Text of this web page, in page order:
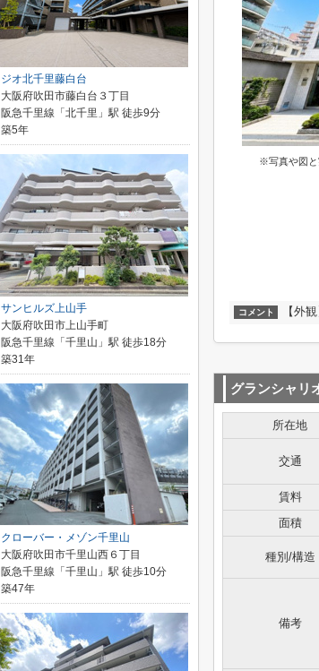
※写真や図と
コメント 【外観
グランシャリ
所在地
交通
賃料
面積
種別/構造
備考
ジオ北千里藤白台
大阪府吹田市藤白台３丁目
阪急千里線「北千里」駅 徒歩9分
築5年
サンヒルズ上山手
大阪府吹田市上山手町
阪急千里線「千里山」駅 徒歩18分
築31年
クローバー・メゾン千里山
大阪府吹田市千里山西６丁目
阪急千里線「千里山」駅 徒歩10分
築47年